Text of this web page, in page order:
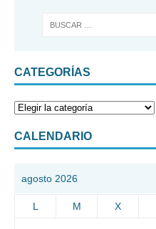
CATEGORÍAS
CALENDARIO
agosto 2026
L M X